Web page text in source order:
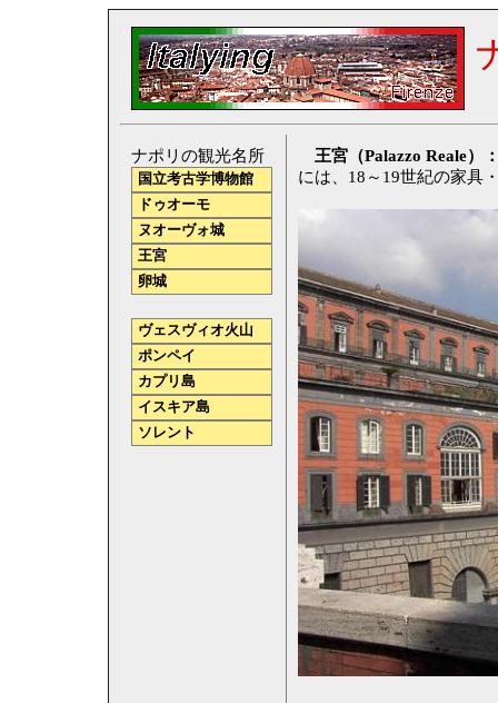
王宮（Palazzo Reale）
には、18～19世紀の家具
ナポリの観光名所
国立考古学博物館
ドゥオーモ
ヌオーヴォ城
王宮
卵城
ヴェスヴィオ火山
ポンペイ
カプリ島
イスキア島
ソレント